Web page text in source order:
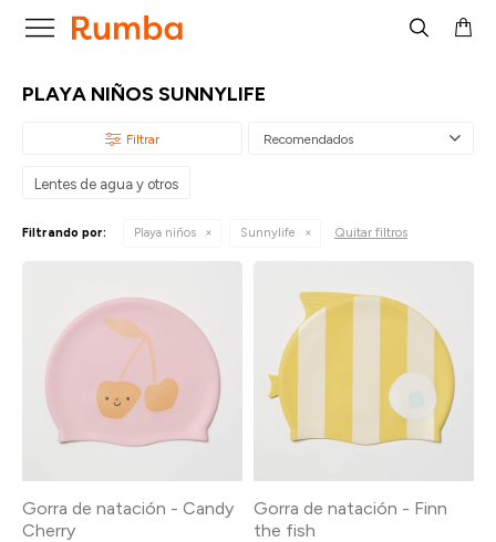

PLAYA NIÑOS SUNNYLIFE
Recomendados
Lentes de agua y otros
Filtrando por: Playa niños Sunnylife Quitar filtros
Gorra de natación - Candy
Cherry
Gorra de natación - Finn
the fish